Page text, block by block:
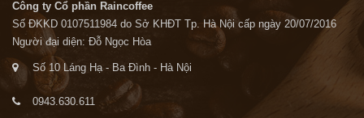
Công ty Cổ phần Raincoffee
Số ĐKKD 0107511984 do Sở KHĐT Tp. Hà Nội cấp ngày 20/07/2016
Người đại diện: Đỗ Ngọc Hòa
Số 10 Láng Hạ - Ba Đình - Hà Nội
0943.630.611